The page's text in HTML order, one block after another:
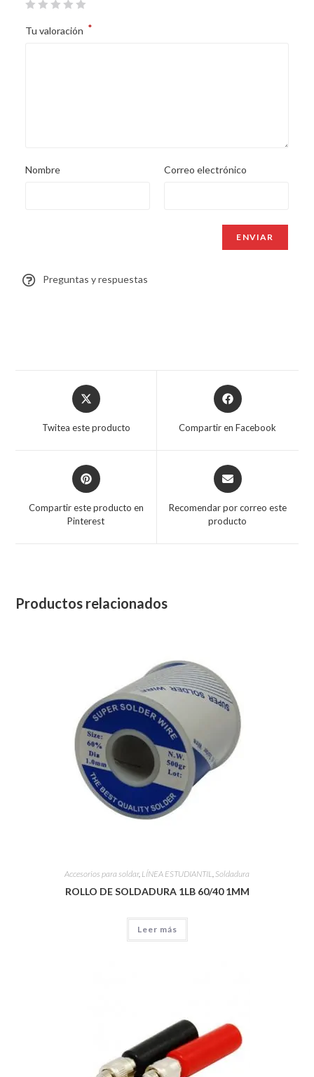
Tu valoración *
Nombre Correo electrónico
Preguntas y respuestas
Twitea este producto Compartir en Facebook
Compartir este producto en
Pinterest
Recomendar por correo este
producto
Productos relacionados
Accesorios para soldar, LÍNEA ESTUDIANTIL Soldadura
ROLLO DE SOLDADURA 1LB 60/40 1MM
Leer más